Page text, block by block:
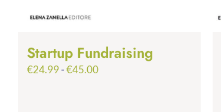
Startup Fundraising
€24.99-€45.00Fascia